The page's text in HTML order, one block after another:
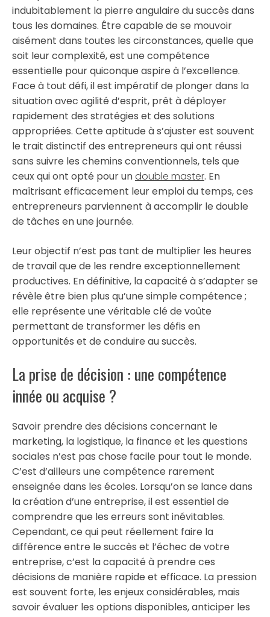
indubitablement la pierre angulaire du succès dans
tous les domaines. Être capable de se mouvoir
aisément dans toutes les circonstances, quelle que
soit leur complexité, est une compétence
essentielle pour quiconque aspire à l’excellence.
Face à tout défi, il est impératif de plonger dans la
situation avec agilité d’esprit, prêt à déployer
rapidement des stratégies et des solutions
appropriées. Cette aptitude à s’ajuster est souvent
le trait distinctif des entrepreneurs qui ont réussi
sans suivre les chemins conventionnels, tels que
ceux qui ont opté pour undouble master. En
maîtrisant efficacement leur emploi du temps, ces
entrepreneurs parviennent à accomplir le double
de tâches en une journée.
Leur objectif n’est pas tant de multiplier les heures
de travail que de les rendre exceptionnellement
productives. En définitive, la capacité à s’adapter se
révèle être bien plus qu’une simple compétence ;
elle représente une véritable clé de voûte
permettant de transformer les défis en
opportunités et de conduire au succès.
La prise de décision : une compétence
innée ou acquise ?
Savoir prendre des décisions concernant le
marketing, la logistique, la finance et les questions
sociales n’est pas chose facile pour tout le monde.
C’est d’ailleurs une compétence rarement
enseignée dans les écoles. Lorsqu’on se lance dans
la création d’une entreprise, il est essentiel de
comprendre que les erreurs sont inévitables.
Cependant, ce qui peut réellement faire la
différence entre le succès et l’échec de votre
entreprise, c’est la capacité à prendre ces
décisions de manière rapide et efficace. La pression
est souvent forte, les enjeux considérables, mais
savoir évaluer les options disponibles, anticiper les